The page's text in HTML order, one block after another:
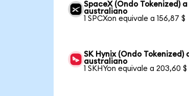
SpaceX (Ondo Tokenized)
australiano
1 SPCXon equivale a 156,87 $
SK Hynix (Ondo Tokenized)
australiano
1 SKHYon equivale a 203,60 $